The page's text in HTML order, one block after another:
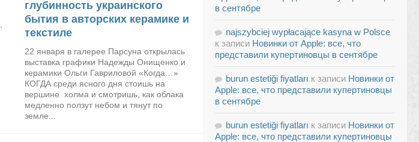
глубинность украинского
бытия в авторских керамике и
текстиле
22 января в галерее Парсуна открылась
выставка графики Надежды Онищенко и
керамики Ольги Гавриловой «Когда…»
КОГДА среди ясного дня стоишь на
вершине холма и смотришь, как облака
медленно ползут небом и тянут по
земле...
в сентябре
najszybciej wypłacające kasyna w Polsce
к записи Новинки от Apple: все, что
представили купертиновцы в сентябре
burun estetiği fiyatları к записи Новинки от
Apple: все, что представили купертиновцы
в сентябре
burun estetiği fiyatları к записи Новинки от
Apple: все, что представили купертиновцы